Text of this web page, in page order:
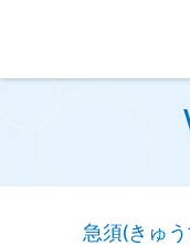
急須(きゅ